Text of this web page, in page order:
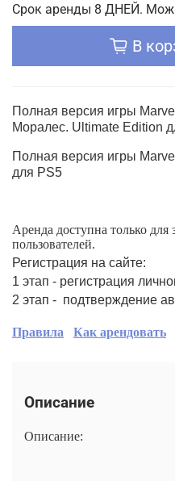
Срок аренды 8 ДНЕЙ.
В
Полная версия игры
Моралес. Ultimate Edition
Полная версия игры
для PS5
Аренда доступна только для
пользователей.
Регистрация на сайте:
1 этап - регистрация
2 этап - подтверждение
Правила Как арендовать
Описание
Описание: